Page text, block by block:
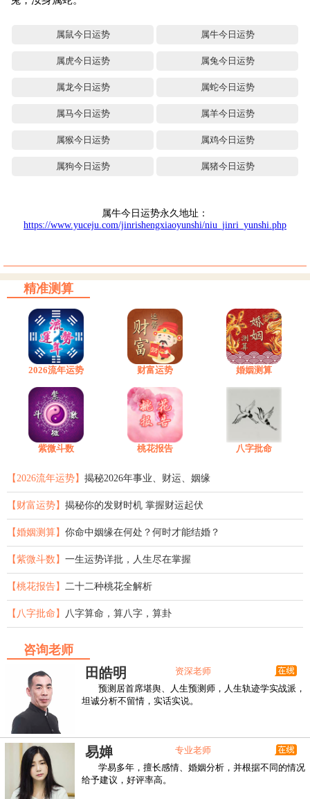
属鼠今日运势 属牛今日运势
属虎今日运势 属兔今日运势
属龙今日运势 属蛇今日运势
属马今日运势 属羊今日运势
属猴今日运势 属鸡今日运势
属狗今日运势 属猪今日运势
属牛今日运势永久地址：
https://www.yuceju.com/jinrishengxiaoyunshi/niu_jinri_yunshi.php
精准测算
2026流年运势 财富运势 婚姻测算
紫微斗数 桃花报告 八字批命
【2026流年运势】 揭秘2026年事业、财运、姻缘
【财富运势】 揭秘你的发财时机 掌握财运起伏
【婚姻测算】 你命中姻缘在何处？何时才能结婚？
【紫微斗数】 一生运势详批，人生尽在掌握
【桃花报告】 二十二种桃花全解析
【八字批命】 八字算命，算八字，算卦
咨询老师
田皓明
资深老师
预测居首席堪舆、人生预测师，人生轨迹学实战派，
坦诚分析不留情，实话实说。
易婵
专业老师
学易多年，擅长感情、婚姻分析，并根据不同的情况
给予建议，好评率高。